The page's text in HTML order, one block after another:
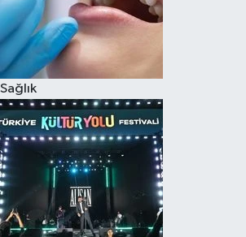
Sağlık